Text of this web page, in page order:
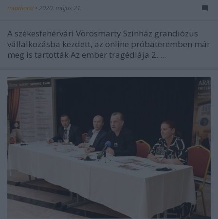
mtothorsi • 2020. május 21.
A székesfehérvári Vörösmarty Színház grandiózus
vállalkozásba kezdett, az online próbateremben már
meg is tartottákAz ember tragédiája 2. ...